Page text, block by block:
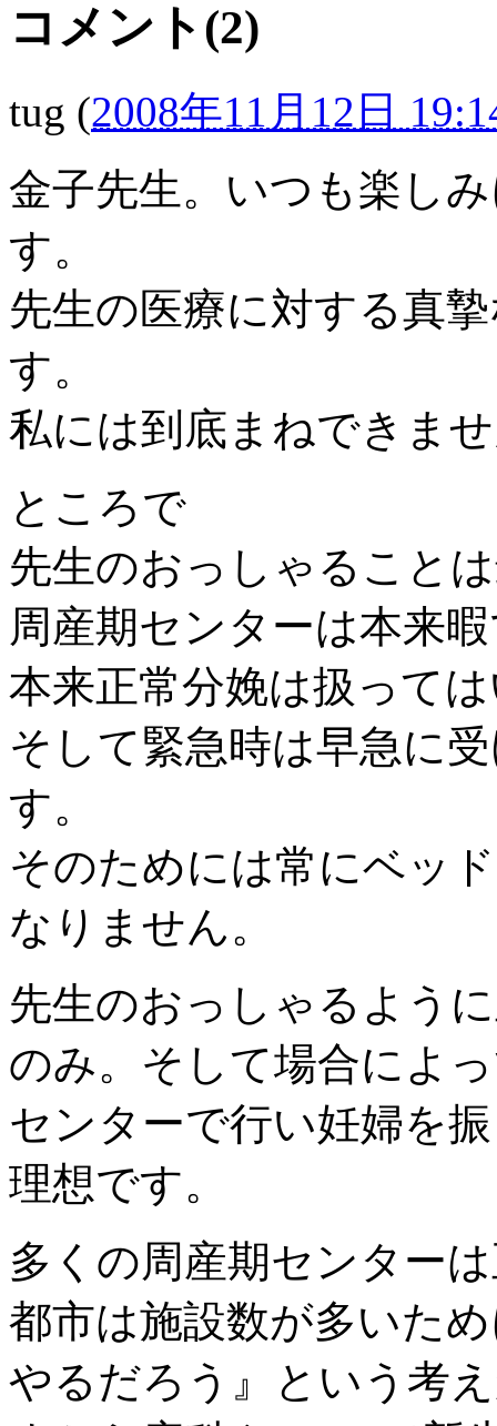
コメント(2)
tug (2008年11月12日
金子先生。いつも楽し
す。
先生の医療に対する真
す。
私には到底まねできま
ところで
先生のおっしゃること
周産期センターは本来
本来正常分娩は扱って
そして緊急時は早急に
す。
そのためには常にベッ
なりません。
先生のおっしゃるよう
のみ。そして場合によ
センターで行い妊婦を
理想です。
多くの周産期センター
都市は施設数が多いた
やるだろう』という考